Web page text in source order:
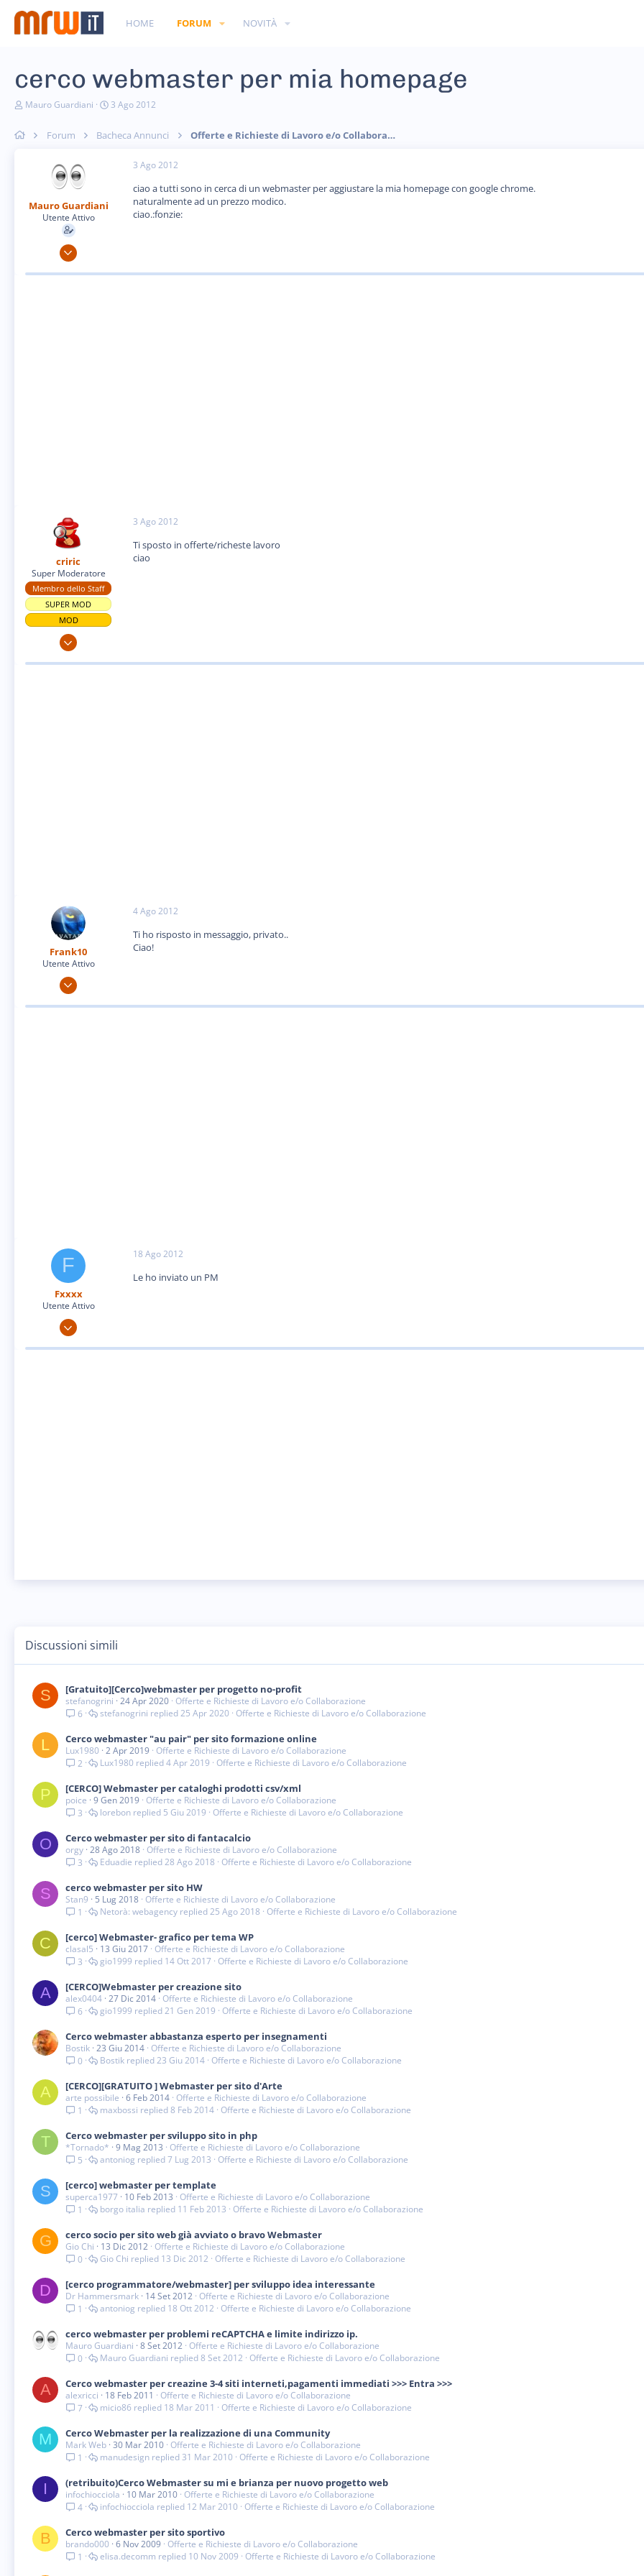
HOME FORUM NOVITÀ
cerco webmaster per mia homepage
C
a
i
Mauro Guardiani
D
a
3 Ago 2012
Forum Bacheca Annunci Offerte e Richieste di Lavoro e/o Collaborazione
Mauro Guardiani
Utente Attivo
31 Lug 2012
3 Ago 2012
ciao a tutti sono in cerca di un webmaster per aggiustare la mia homepage con google chrome.
naturalmente ad un prezzo modico.
ciao.:fonzie:
criric
Super Moderatore
Membro dello Staff
SUPER MOD
MOD
21 Ago 2010
3 Ago 2012
Ti sposto in offerte/richeste lavoro
ciao
Frank10
Utente Attivo
4 Mar 2011
4 Ago 2012
Ti ho risposto in messaggio, privato..
Ciao!
F
Fxxxx
Utente Attivo
17 Set 2011
18 Ago 2012
Le ho inviato un PM
Discussioni simili
S [Gratuito][Cerco]webmaster per progetto no-profit
stefanogrini 24 Apr 2020 Offerte e Richieste di Lavoro e/o Collaborazione
6
Offerte e Richieste di Lavoro e/o Collaborazione
25 Apr 2020
stefanogrini
L Cerco webmaster "au pair" per sito formazione online
Lux1980 2 Apr 2019 Offerte e Richieste di Lavoro e/o Collaborazione
2
Offerte e Richieste di Lavoro e/o Collaborazione
4 Apr 2019
Lux1980
P [CERCO] Webmaster per cataloghi prodotti csv/xml
poice 9 Gen 2019 Offerte e Richieste di Lavoro e/o Collaborazione
3
Offerte e Richieste di Lavoro e/o Collaborazione
5 Giu 2019
lorebon
O Cerco webmaster per sito di fantacalcio
orgy 28 Ago 2018 Offerte e Richieste di Lavoro e/o Collaborazione
3
Offerte e Richieste di Lavoro e/o Collaborazione
28 Ago 2018
Eduadie
S cerco webmaster per sito HW
Stan9 5 Lug 2018 Offerte e Richieste di Lavoro e/o Collaborazione
1
Offerte e Richieste di Lavoro e/o Collaborazione
25 Ago 2018
Netorà: webagency
C [cerco] Webmaster- grafico per tema WP
clasal5 13 Giu 2017 Offerte e Richieste di Lavoro e/o Collaborazione
3
Offerte e Richieste di Lavoro e/o Collaborazione
14 Ott 2017
gio1999
A [CERCO]Webmaster per creazione sito
alex0404 27 Dic 2014 Offerte e Richieste di Lavoro e/o Collaborazione
6
Offerte e Richieste di Lavoro e/o Collaborazione
21 Gen 2019
gio1999
Cerco webmaster abbastanza esperto per insegnamenti
Bostik 23 Giu 2014 Offerte e Richieste di Lavoro e/o Collaborazione
0
Offerte e Richieste di Lavoro e/o Collaborazione
23 Giu 2014
Bostik
A [CERCO][GRATUITO ] Webmaster per sito d'Arte
arte possibile 6 Feb 2014 Offerte e Richieste di Lavoro e/o Collaborazione
1
Offerte e Richieste di Lavoro e/o Collaborazione
8 Feb 2014
maxbossi
T Cerco webmaster per sviluppo sito in php
*Tornado* 9 Mag 2013
Offerte e Richieste di Lavoro e/o Collaborazione
5
Offerte e Richieste di Lavoro e/o Collaborazione
7 Lug 2013
antoniog
S [cerco] webmaster per template
superca1977 10 Feb 2013
Offerte e Richieste di Lavoro e/o Collaborazione
1
Offerte e Richieste di Lavoro e/o Collaborazione
11 Feb 2013
borgo italia
G cerco socio per sito web già avviato o bravo Webmaster
Gio Chi 13 Dic 2012 Offerte e Richieste di Lavoro e/o Collaborazione
0
Offerte e Richieste di Lavoro e/o Collaborazione
13 Dic 2012
Gio Chi
D [cerco programmatore/webmaster] per sviluppo idea interessante
Dr Hammersmark 14 Set 2012 Offerte e Richieste di Lavoro e/o Collaborazione
1
Offerte e Richieste di Lavoro e/o Collaborazione
18 Ott 2012
antoniog
cerco webmaster per problemi reCAPTCHA e limite indirizzo ip.
Mauro Guardiani 8 Set 2012 Offerte e Richieste di Lavoro e/o Collaborazione
0
Offerte e Richieste di Lavoro e/o Collaborazione
8 Set 2012
Mauro Guardiani
A Cerco webmaster per creazine 3-4 siti interneti,pagamenti immediati >>> Entra >>>
alexricci 18 Feb 2011
Offerte e Richieste di Lavoro e/o Collaborazione
7
Offerte e Richieste di Lavoro e/o Collaborazione
18 Mar 2011
micio86
M Cerco Webmaster per la realizzazione di una Community
Mark Web 30 Mar 2010 Offerte e Richieste di Lavoro e/o Collaborazione
1
Offerte e Richieste di Lavoro e/o Collaborazione
31 Mar 2010
manudesign
I (retribuito)Cerco Webmaster su mi e brianza per nuovo progetto web
infochiocciola 10 Mar 2010 Offerte e Richieste di Lavoro e/o Collaborazione
4
Offerte e Richieste di Lavoro e/o Collaborazione
12 Mar 2010
infochiocciola
B Cerco webmaster per sito sportivo
brando000 6 Nov 2009 Offerte e Richieste di Lavoro e/o Collaborazione
1
Offerte e Richieste di Lavoro e/o Collaborazione
10 Nov 2009
elisa.decomm